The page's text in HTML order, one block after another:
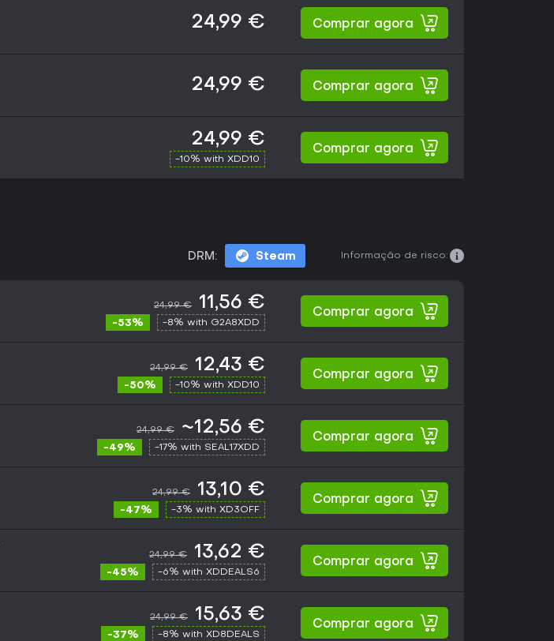
24,99 € Comprar agora
24,99 € Comprar agora
24,99 €
-10% with XDD10
Comprar agora
DRM: Steam Informação de risco:
24,99 € 11,56 €
-53% -8% with G2A8XDD
Comprar agora
24,99 € 12,43 €
-50% -10% with XDD10
Comprar agora
24,99 € ~12,56 €
-49% -17% with SEAL17XDD
Comprar agora
24,99 € 13,10 €
-47% -3% with XD3OFF
Comprar agora
24,99 € 13,62 €
-45% -6% with XDDEALS6
Comprar agora
24,99 € 15,63 €
-37% -8% with XD8DEALS
Comprar agora